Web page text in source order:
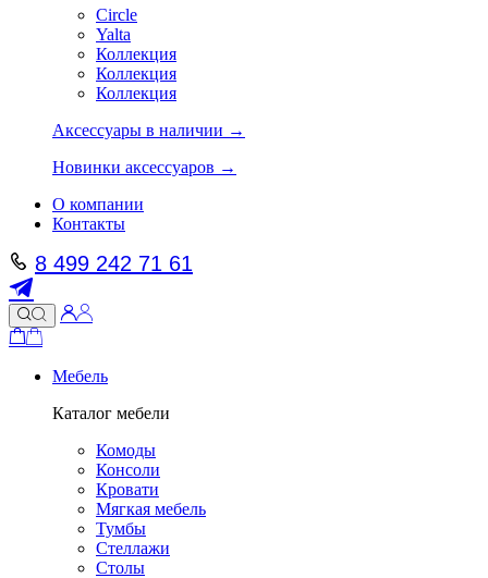
Circle
Yalta
Коллекция
Коллекция
Коллекция
Аксессуары в наличии →
Новинки аксессуаров →
О компании
Контакты
8 499 242 71 61
Мебель
Каталог мебели
Комоды
Консоли
Кровати
Мягкая мебель
Тумбы
Стеллажи
Столы